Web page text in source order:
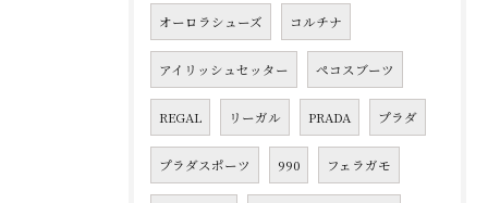
オーロラシューズ コルチナ
アイリッシュセッター ペコスブーツ
REGAL リーガル PRADA プラダ
プラダスポーツ 990 フェラガモ